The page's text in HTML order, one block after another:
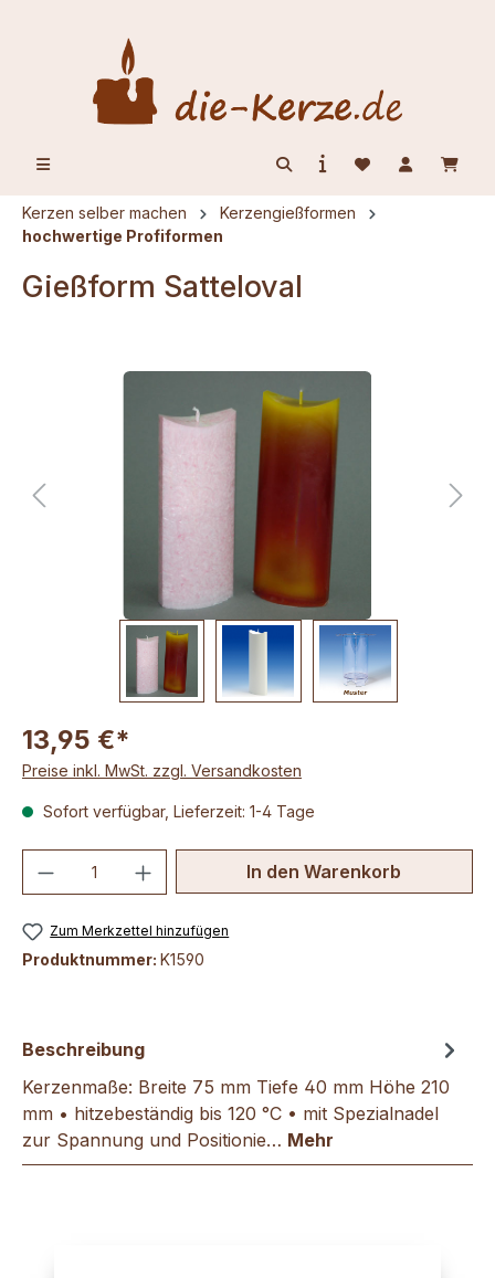
Kerzen selber machen
Kerzengießformen
hochwertige Profiformen
Gießform Satteloval
Bildergalerie überspringen
13,95 €*
Preise inkl. MwSt. zzgl. Versandkosten
Sofort verfügbar, Lieferzeit: 1-4 Tage
Produkt Anzahl: Gib denIn den Warenkorb
Zum Merkzettel hinzufügen
Produktnummer: K1590
Beschreibung
Kerzenmaße: Breite 75 mm Tiefe 40 mm Höhe 210
mm • hitzebeständig bis 120 °C • mit Spezialnadel
zur Spannung und Positionie… Mehr